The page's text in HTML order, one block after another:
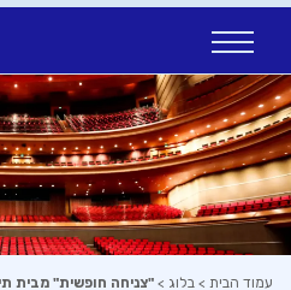
Skip
to
content
עמוד הבית > בלוג > "צניחה חופשית" מבית